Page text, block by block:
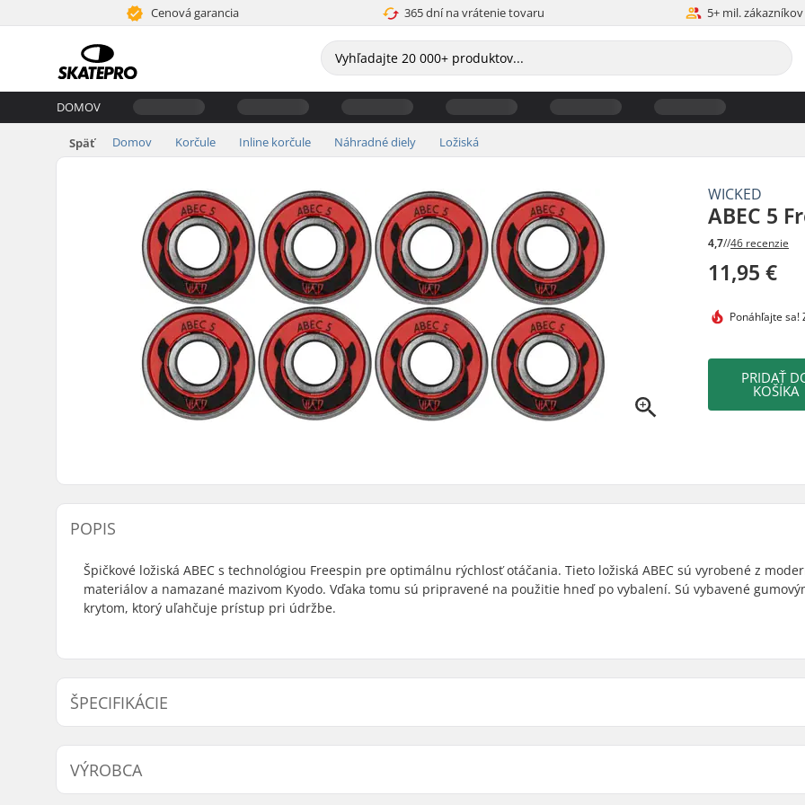
Cenová garancia 365 dní na vrátenie tovaru 5+ mil. zákazníkov
DOMOV
Späť Domov Korčule Inline korčule Náhradné diely Ložiská
WICKED
ABEC 5
4,7//46 recenzie
11,95 €
Ponáhľajte sa!
PRIDAŤ
KOŠÍKA
POPIS
Špičkové ložiská ABEC s technológiou Freespin pre optimálnu rýchlosť otáčania. Tieto ložiská ABEC sú vyrobené z
materiálov a namazané mazivom Kyodo. Vďaka tomu sú pripravené na použitie hneď po vybalení. Sú vybavené
krytom, ktorý uľahčuje prístup pri údržbe.
ŠPECIFIKÁCIE
Presnosť ložísk:
ABEC-5
Typ ložiska:
Mazivo:
Mazivo
Dištančné podložky:
Gumený štít:
VÝROBCA